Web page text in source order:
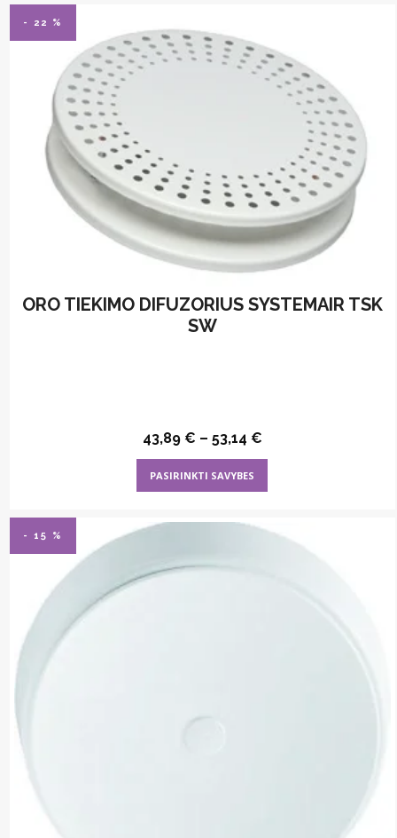
- 22 %
ORO TIEKIMO DIFUZORIUS SYSTEMAIR TSK
SW
43,89 € – 53,14 €
PASIRINKTI SAVYBES
product
multiple
- 15 %